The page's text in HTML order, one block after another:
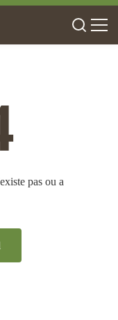
pas ou a